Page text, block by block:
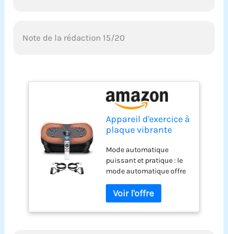
Note de la rédaction 15/20
Appareil d'exercice à
plaque vibrante
Mode automatique
puissant et pratique : le
mode automatique offre
différentes. Appuyez
simplement sur le
bouton P et profitez d'une